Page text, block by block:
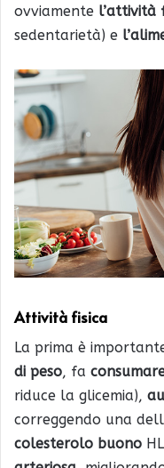
ovviamente l’attività
sedentarietà) e
Attività fisica
La prima è
di peso, fa
riduce la glicemia),
correggendo una
colesterolo buono